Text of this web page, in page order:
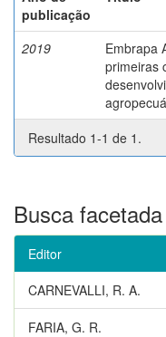
publicação
2019
Embrapa
primeiras
Resultado 1-1 de 1.
Busca facetada
Editor
CARNEVALLI, R. A.
FARIA, G. R.